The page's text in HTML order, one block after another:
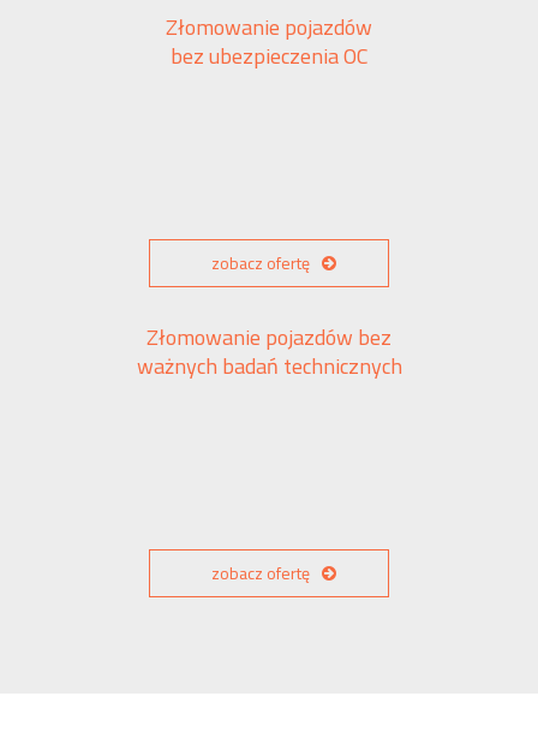
Złomowanie pojazdów
bez ubezpieczenia OC
zobacz ofertę
Złomowanie pojazdów bez
ważnych badań technicznych
zobacz ofertę